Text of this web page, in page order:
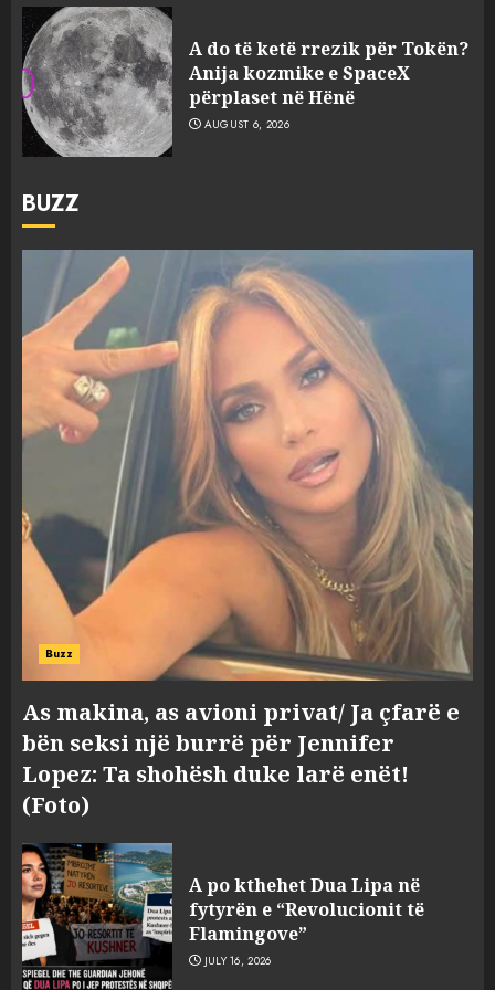
A do të ketë rrezik për Tokën?
Anija kozmike e SpaceX
përplaset në Hënë
AUGUST 6, 2026
BUZZ
Buzz
As makina, as avioni privat/ Ja çfarë e
bën seksi një burrë për Jennifer
Lopez: Ta shohësh duke larë enët!
(Foto)
A po kthehet Dua Lipa në
fytyrën e “Revolucionit të
Flamingove”
JULY 16, 2026